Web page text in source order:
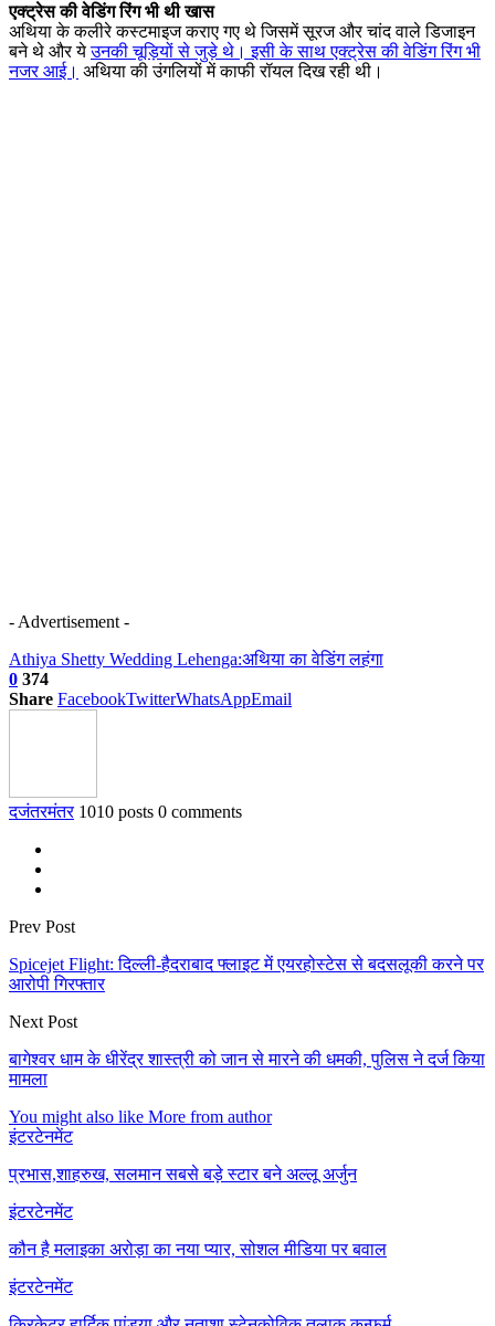
एक्ट्रेस की वेडिंग रिंग भी थी खास
अथिया के कलीरे कस्टमाइज कराए गए थे जिसमें सूरज और चांद वाले डिजाइन
बने थे और येउनकी चूड़ियों से जुड़े थे। इसी के साथ एक्ट्रेस की वेडिंग रिंग भी
नजर आई। अथिया की उंगलियों में काफी रॉयल दिख रही थी।
- Advertisement -
Athiya Shetty Wedding Lehenga:अथिया का वेडिंग लहंगा
0 374
Share FacebookTwitterWhatsAppEmail
दजंतरमंतर 1010 posts 0 comments
Prev Post
Spicejet Flight: दिल्ली-हैदराबाद फ्लाइट में एयरहोस्टेस से बदसलूकी करने पर
आरोपी गिरफ्तार
Next Post
बागेश्वर धाम के धीरेंद्र शास्त्री को जान से मारने की धमकी, पुलिस ने दर्ज किया
मामला
You might also like More from author
इंटरटेनमेंट
प्रभास,शाहरुख, सलमान सबसे बड़े स्टार बने अल्लू अर्जुन
इंटरटेनमेंट
कौन है मलाइका अरोड़ा का नया प्यार, सोशल मीडिया पर बवाल
इंटरटेनमेंट